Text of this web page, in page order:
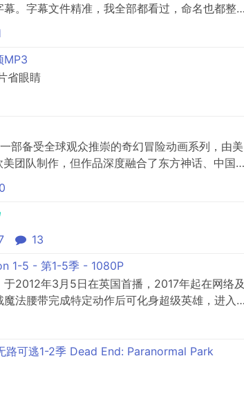
。字幕文件精准，我全部都看过，命名也都整
齐。
MP3
省眼睛
部备受全球观众推崇的奇幻冒险动画系列，由美
团队制作，但作品深度融合了东方神话、中国
动画中的东方美学天花板”。世界观与核心设定故
架空世界，人类分为四个部族，部分天赋异禀
0
13
1-5 - 第1-5季 - 1080P
2012年3月5日在英国首播，2017年起在网络及
法腰带完成特定动作后可化身超级英雄，进入
一旦他戴上魔法腰带及做出一连串的魔法动
梦幻世界绿林之城（即树顶世界
精...
路可逃1-2季 Dead End: Paranormal Park